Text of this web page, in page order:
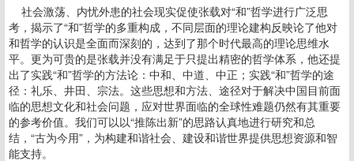
社会激荡、内忧外患的社会现实促使张载对“和”哲学进行广泛思
考，揭示了“和”哲学的多重构成，不同层面的理论建构反映论了他对
和哲学的认识是全面而深刻的，达到了那个时代最高的理论思维水
平。更为可贵的是张载并没有满足于只提出精密的哲学体系，他还提
出了实践“和”哲学的方法论：中和、中道、中正；实践“和”哲学的途
径：礼乐、井田、宗法。这些思想和方法、途径对于解决中国目前面
临的思想文化和社会问题，应对世界面临的全球性难题仍然有其重要
的参考价值。我们可以以“推陈出新”的思路认真地进行研究和总
结，“古为今用”，为构建和谐社会、建设和谐世界提供思想资源和智
能支持。